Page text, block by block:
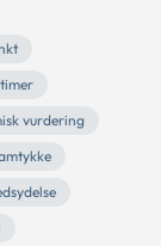
vurdering